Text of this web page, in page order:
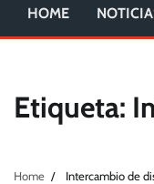
HOME
Etiqueta:
Home Intercambio de